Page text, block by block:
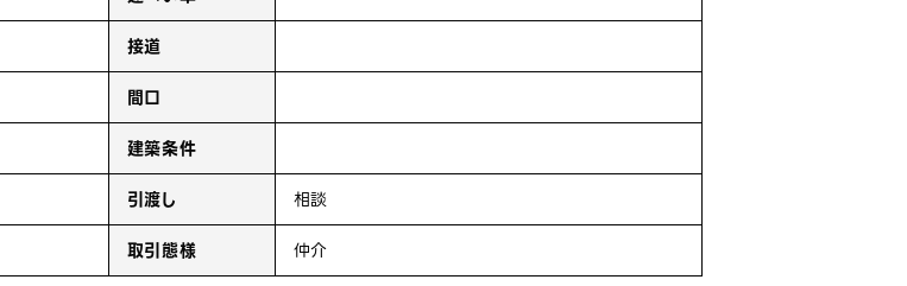
接道
間口
建築条件
引渡し
相談
取引態様 仲介